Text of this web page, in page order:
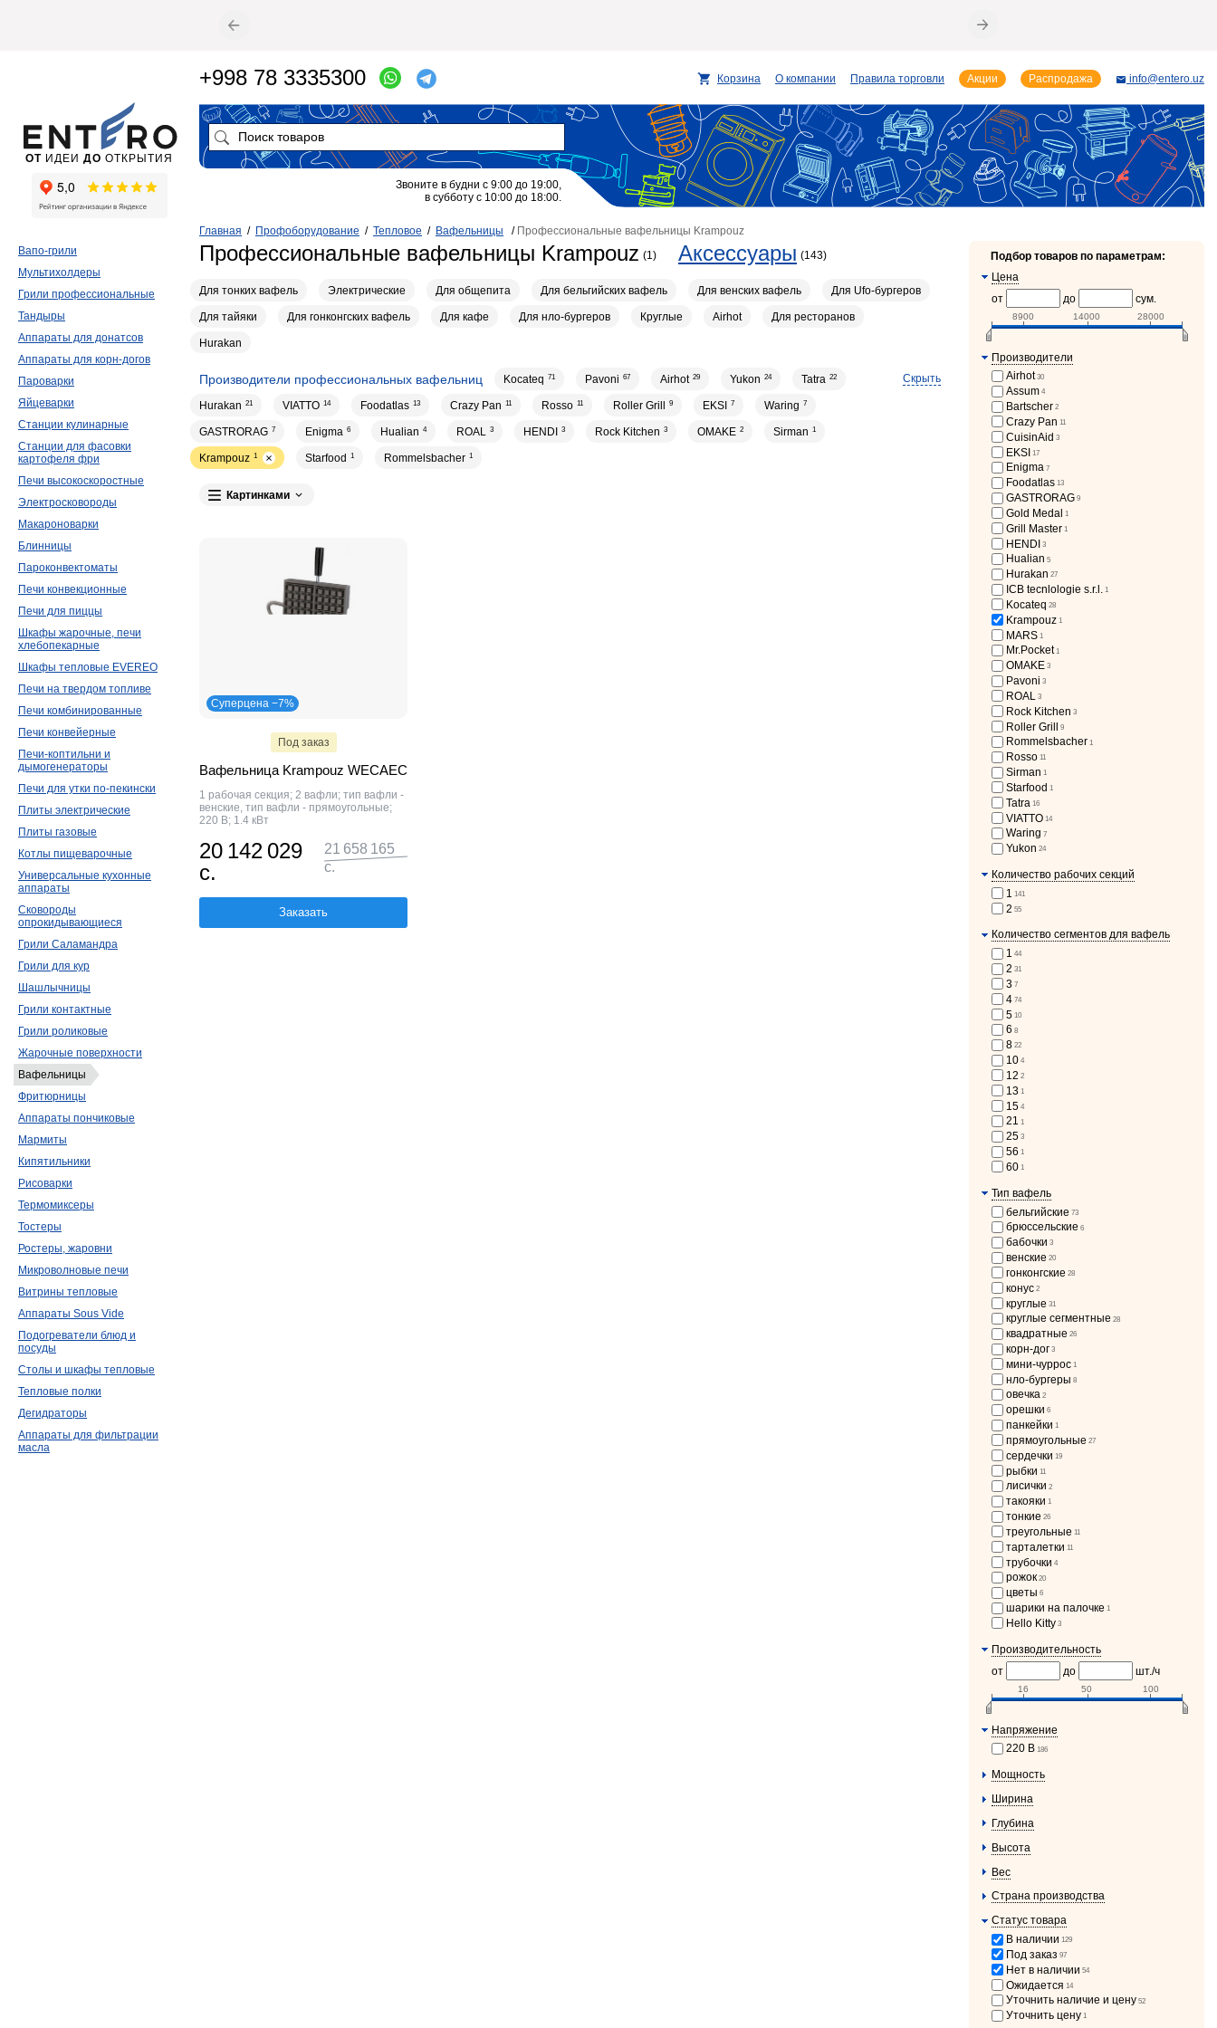
Главная / Профоборудование / Тепловое / Вафельницы / Профессиональные вафельницы Krampouz
Профессиональные вафельницы Krampouz (1) Аксессуары (143)
Для тонких вафель Электрические Для общепита Для бельгийских вафель Для венских вафель Для Ufo-бургеров
Для тайяки Для гонконгских вафель Для кафе Для нло-бургеров Круглые Airhot Для ресторанов
Hurakan
Скрыть
Производители профессиональных вафельниц Kocateq 71 Pavoni 67 Airhot 29 Yukon 24 Tatra 22
Hurakan 21 VIATTO 14 Foodatlas 13 Crazy Pan 11 Rosso 11 Roller Grill 9 EKSI 7 Waring 7
GASTRORAG 7 Enigma 6 Hualian 4 ROAL 3 HENDI 3 Rock Kitchen 3 OMAKE 2 Sirman 1
Krampouz 1 Starfood 1 Rommelsbacher 1
Картинками
Суперцена −7%
Под заказ
Вафельница Krampouz WECAEC
1 рабочая секция; 2 вафли; тип вафли -
венские, тип вафли - прямоугольные;
220 В; 1.4 кВт
20 142 029
с.
21 658 165
с.
Заказать
Подбор товаров по параметрам:
Цена
от
до сум.
8900 14000 28000
Производители
Airhot 30
Assum 4
Bartscher 2
Crazy Pan 11
CuisinAid 3
EKSI 17
Enigma 7
Foodatlas 13
GASTRORAG 9
Gold Medal 1
Grill Master 1
HENDI 3
Hualian 5
Hurakan 27
ICB tecnlologie s.r.l. 1
Kocateq 28
Krampouz 1
MARS 1
Mr.Pocket 1
OMAKE 3
Pavoni 3
ROAL 3
Rock Kitchen 3
Roller Grill 9
Rommelsbacher 1
Rosso 11
Sirman 1
Starfood 1
Tatra 16
VIATTO 14
Waring 7
Yukon 24
Количество рабочих секций
1 141
2 55
Количество сегментов для вафель
1 44
2 31
3 7
4 74
5 10
6 8
8 22
10 4
12 2
13 1
15 4
21 1
25 3
56 1
60 1
Тип вафель
бельгийские 73
брюссельские 6
бабочки 3
венские 20
гонконгские 28
конус 2
круглые 31
круглые сегментные 28
квадратные 26
корн-дог 3
мини-чуррос 1
нло-бургеры 8
овечка 2
орешки 6
панкейки 1
прямоугольные 27
сердечки 19
рыбки 11
лисички 2
такояки 1
тонкие 26
треугольные 11
тарталетки 11
трубочки 4
рожок 20
цветы 6
шарики на палочке 1
Hello Kitty 3
Производительность
от
до шт./ч
16 50 100
Напряжение
220 В 186
Мощность
Ширина
Глубина
Высота
Вес
Страна производства
Статус товара
В наличии 129
Под заказ 97
Нет в наличии 54
Ожидается 14
Уточнить наличие и цену 52
Уточнить цену 1
Вапо-грили
Мультихолдеры
Грили профессиональные
Тандыры
Аппараты для донатсов
Аппараты для корн-догов
Пароварки
Яйцеварки
Станции кулинарные
Станции для фасовки
картофеля фри
Печи высокоскоростные
Электросковороды
Макароноварки
Блинницы
Пароконвектоматы
Печи конвекционные
Печи для пиццы
Шкафы жарочные, печи
хлебопекарные
Шкафы тепловые EVEREO
Печи на твердом топливе
Печи комбинированные
Печи конвейерные
Печи-коптильни и
дымогенераторы
Печи для утки по-пекински
Плиты электрические
Плиты газовые
Котлы пищеварочные
Универсальные кухонные
аппараты
Сковороды
опрокидывающиеся
Грили Саламандра
Грили для кур
Шашлычницы
Грили контактные
Грили роликовые
Жарочные поверхности
Вафельницы
Фритюрницы
Аппараты пончиковые
Мармиты
Кипятильники
Рисоварки
Термомиксеры
Тостеры
Ростеры, жаровни
Микроволновые печи
Витрины тепловые
Аппараты Sous Vide
Подогреватели блюд и
посуды
Столы и шкафы тепловые
Тепловые полки
Дегидраторы
Аппараты для фильтрации
масла
ОТ ИДЕИ ДО ОТКРЫТИЯ
+998 78 3335300 Корзина О компании Правила торговли Акции Распродажа info@entero.uz
Звоните в будни с 9:00 до 19:00,
в субботу с 10:00 до 18:00.